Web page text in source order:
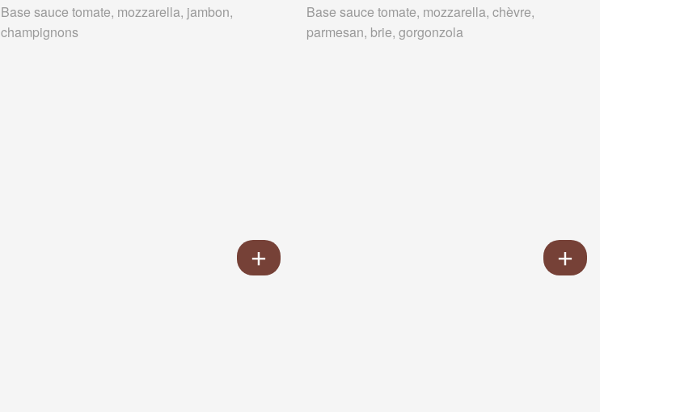
Base sauce tomate, mozzarella, jambon,
champignons
Base sauce tomate, mozzarella, chèvre,
parmesan, brie, gorgonzola